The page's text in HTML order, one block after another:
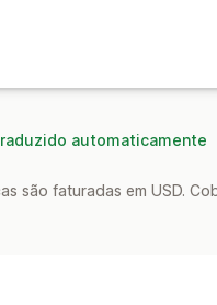
automaticamente
são faturadas em USD.